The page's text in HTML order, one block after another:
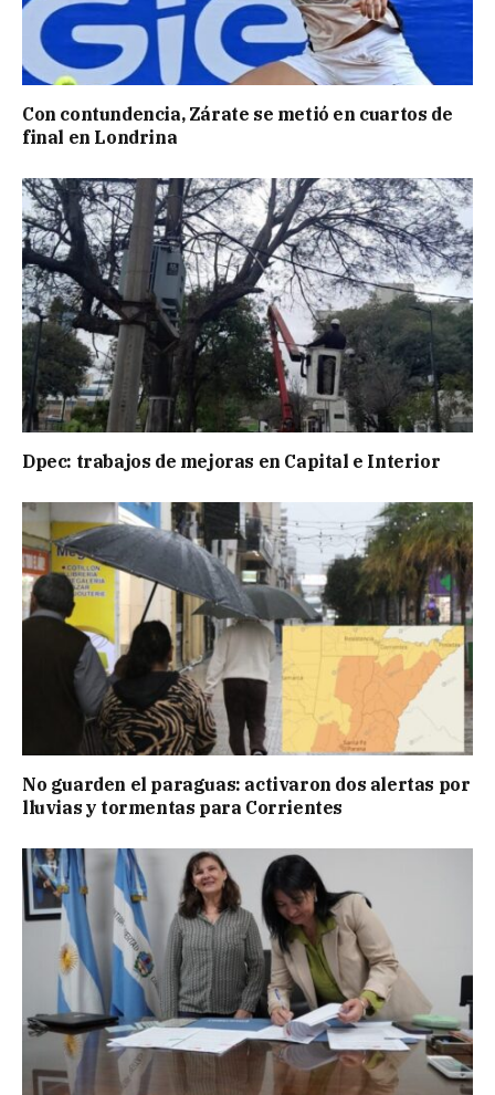
Con contundencia, Zárate se metió en cuartos de
final en Londrina
Dpec: trabajos de mejoras en Capital e Interior
No guarden el paraguas: activaron dos alertas por
lluvias y tormentas para Corrientes